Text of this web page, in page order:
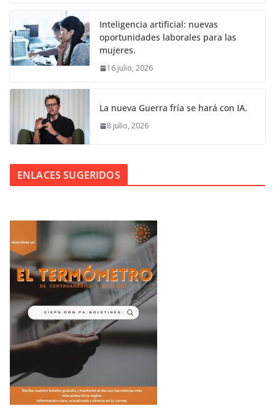
Inteligencia artificial: nuevas
oportunidades laborales para las
mujeres.
16 julio, 2026
La nueva Guerra fría se hará con IA.
8 julio, 2026
ENLACES SUGERIDOS